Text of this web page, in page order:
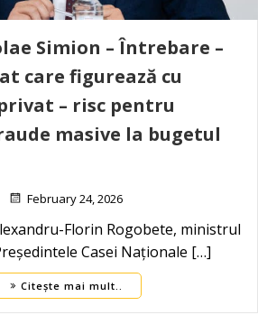
Simion – Întrebare –
care figurează cu
– risc pentru
masive la bugetul
February 24, 2026
Florin Rogobete, ministrul
Casei Naționale […]
Citește mai mult..